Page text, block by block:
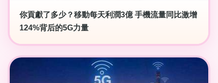
你貢獻了多少？移動每天利潤3億 手機流量同比激增
124%背后的5G力量